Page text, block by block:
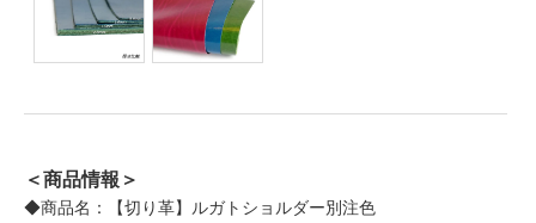
＜商品情報＞
◆商品名：【切り革】ルガトショルダー別注色